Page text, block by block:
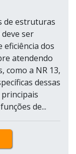
de estruturas
ser
eficiência dos
atendendo
como a NR 13,
dessas
principais
de...